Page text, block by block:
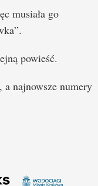
musiała go
powieść.
a najnowsze numery